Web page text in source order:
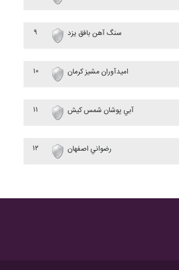
۹ سنگ آهن بافق يزد
۱۰ اميدآوران مشيز کرمان
۱۱ آبي پوشان شمس کيش
۱۲ رضواني اصفهان